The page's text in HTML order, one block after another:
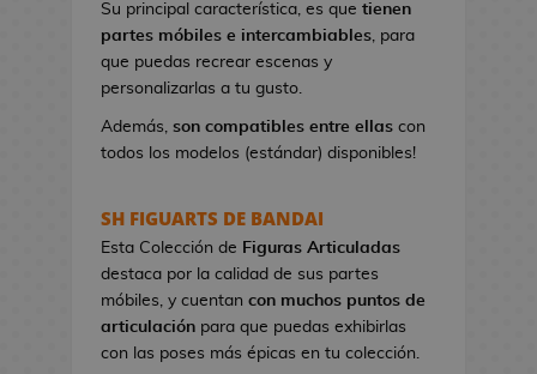
i
d
e
o
j
u
o
s
P
i
n
Su principal característica, es que tienen
partes móbiles e intercambiables, para
que puedas recrear escenas y
personalizarlas a tu gusto.
Además, son compatibles entre ellas con
todos los modelos (estándar) disponibles!
SH FIGUARTS DE BANDAI
Esta Colección de Figuras Articuladas
destaca por la calidad de sus partes
móbiles, y cuentan con muchos puntos de
articulación para que puedas exhibirlas
con las poses más épicas en tu colección.